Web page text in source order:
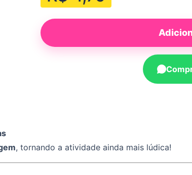
, tornando a atividade ainda mais lúdica!